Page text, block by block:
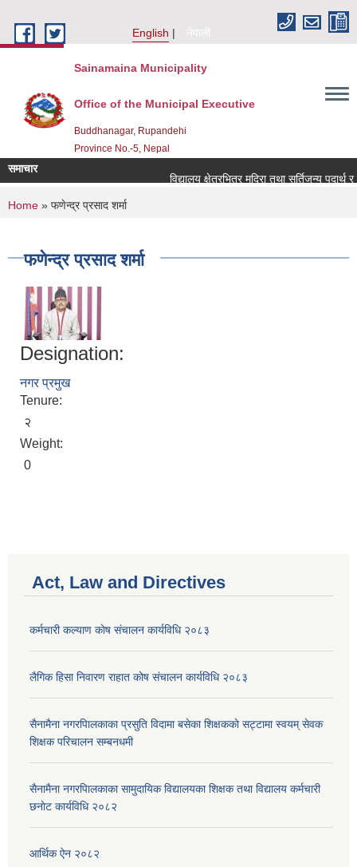
English
नेपाली
Sainamaina Municipality
Office of the Municipal Executive
Buddhanagar, Rupandehi
Province No.-5, Nepal
समाचार
विद्यालय क्षेत्रभित्र मदिरा तथा सुर्तिजन्य पदार्थ
You are here
Home » फणेन्द्र प्रसाद शर्मा
फणेन्द्र प्रसाद शर्मा
Designation:
नगर प्रमुख
Tenure:
२
Weight:
0
Act, Law and Directives
कर्मचारी कल्याण काेष संचालन कार्यविधि २०८३
लैगिक हिसा निवारण राहात कोष संचालन कार्यविधि २०८३
सैनामैना नगरपािलकाका प्रसुति विदामा बसेका शिक्षककाे सट्टामा स्वयम् सेवक
शिक्षक परिचालन सम्बनधमी
सैनामैना नगरपािलकाका सामुदायिक विद्यालयका शिक्षक तथा विद्यालय कर्मचारी
छनाेट कार्यविधि २०८२
आर्थिक ऐन २०८२